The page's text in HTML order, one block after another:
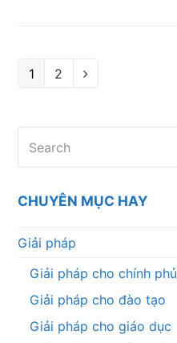
Page
1 Page
2 Next
CHUYÊN MỤC HAY
Giải pháp
Giải pháp cho chính phủ
Giải pháp cho đào tạo
Giải pháp cho giáo dục